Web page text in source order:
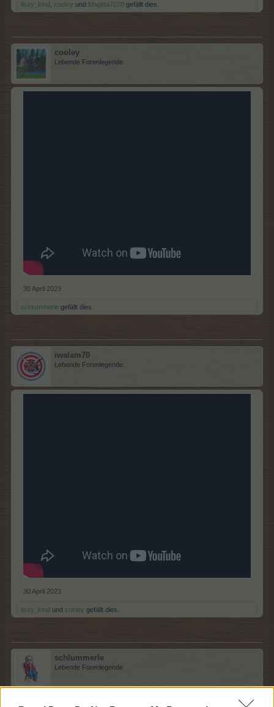
lissy_kind cooley und Magitta7070 gefällt dies.
cooley
Lebende Forenlegende
30 April 2023
schlummerle gefällt dies.
iwalam70
Lebende Forenlegende
30 April 2023
lissy_kind und cooley gefällt dies.
schlummerle
Lebende Forenlegende